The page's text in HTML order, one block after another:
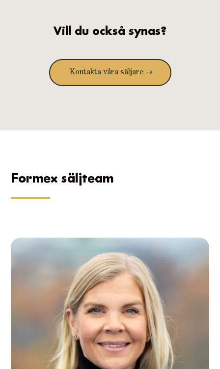
Vill du också synas?
Kontakta våra säljare
Formex säljteam